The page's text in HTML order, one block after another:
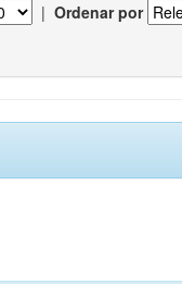
| Ordenar por